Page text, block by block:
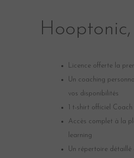
Hooptonic,
Licence offerte la
Un coaching
vos disponibilités
1 t-shirt officiel
Accès complet à la
learning
Un répertoire détaillé